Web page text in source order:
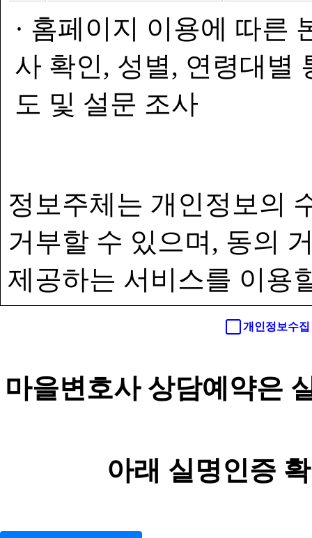
· 홈페이지 이용에 따른
사 확인, 성별, 연령대별
도 및 설문 조사
정보주체는 개인정보의
거부할 수 있으며, 동의
제공하는 서비스를 이용
개인정보수
마을변호사 상담예약은
아래 실명인증